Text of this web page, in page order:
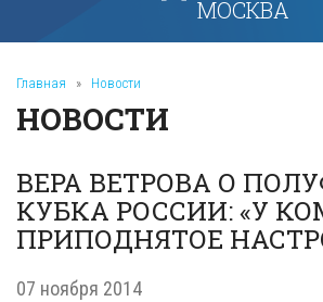
МОСКВА
Главная » Новости
НОВОСТИ
ВЕРА ВЕТРОВА О
КУБКА РОССИИ: «У
ПРИПОДНЯТОЕ
07 ноября 2014